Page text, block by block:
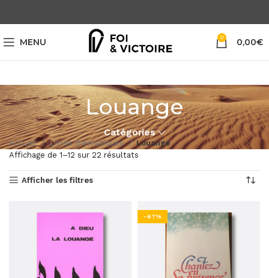
MENU 0 0,00€
Louange
Catégories
Accueil Livres thématiques
Louange
Affichage de 1–12 sur 22 résultats
Afficher les filtres
-67%